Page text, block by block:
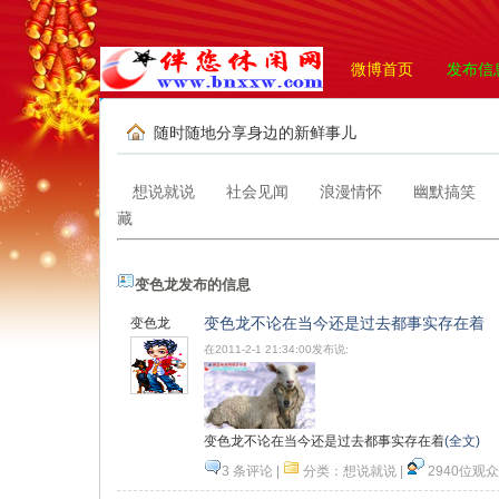
微博首页 发布信
随时随地分享身边的新鲜事儿
想说就说 社会见闻 浪漫情怀
幽默搞笑
藏
变色龙发布的信息
变色龙 变色龙不论在当今还是过去都事实存在着
在2011-2-1 21:34:00发布说:
变色龙不论在当今还是过去都事实存在着(全文)
3 条评论
分类： 想说就说
2940位观众
记 心情